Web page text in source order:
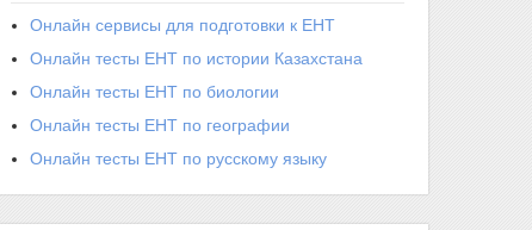
Онлайн сервисы для подготовки к ЕНТ
Онлайн тесты ЕНТ по истории Казахстана
Онлайн тесты ЕНТ по биологии
Онлайн тесты ЕНТ по географии
Онлайн тесты ЕНТ по русскому языку